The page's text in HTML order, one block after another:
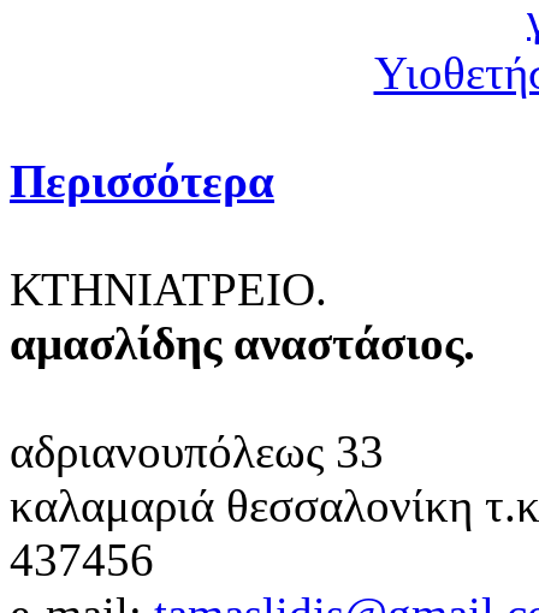
Περισσότερα
ΚΤΗΝΙΑΤΡΕΙΟ.
αμασλίδης αναστάσιος.
αδριανουπόλεως 33
καλαμαριά θεσσαλονίκη
437456